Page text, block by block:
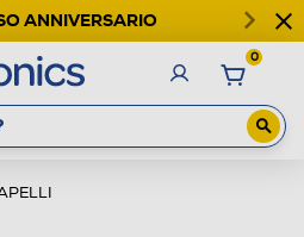
ANNIVERSARIO
0